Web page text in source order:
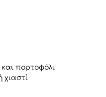
πορτοφόλι